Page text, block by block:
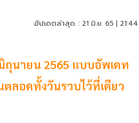
อัปเดตล่าสุด : 21 มิ.ย. 65 |
ถุนายน 2565 แบบอัพเดท
ลอดทั้งวันรวบไว้ที่เดียว